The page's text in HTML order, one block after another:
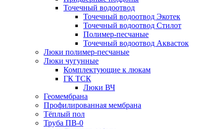
Точечный водоотвод
Точечный водоотвод Экотек
Точечный водоотвод Стилот
Полимер-песчаные
Точечный водоотвод Аквасток
Люки полимер-песчаные
Люки чугунные
Комплектующие к люкам
ГК ТСК
Люки ВЧ
Геомембрана
Профилированная мембрана
Тёплый пол
Труба ПВ-0